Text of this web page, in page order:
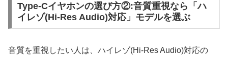
Type-Cイヤホンの選び方②:音質重視なら「ハ
イレゾ(Hi-Res Audio)対応」モデルを選ぶ
音質を重視したい人は、ハイレゾ(Hi-Res Audio)対応の